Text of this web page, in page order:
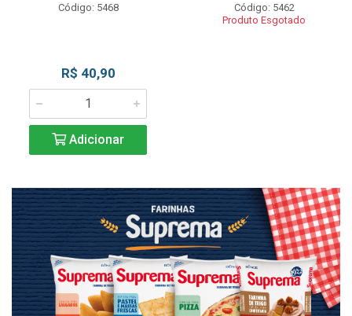
Código: 5468
R$ 40,90
Adicionar
Código: 5462
Produto Esgotado